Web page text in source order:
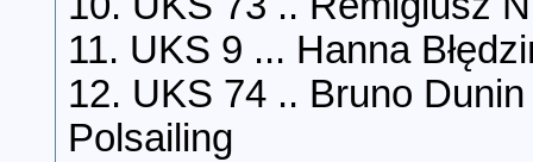
11. UKS 9 ... Hanna
12. UKS 74 .. Bruno
Polsailing